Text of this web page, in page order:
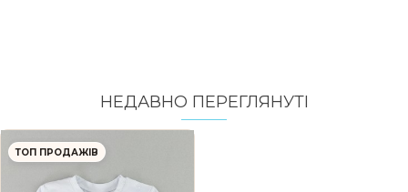
НЕДАВНО ПЕРЕГЛЯНУТI
ТОП ПРОДАЖІВ